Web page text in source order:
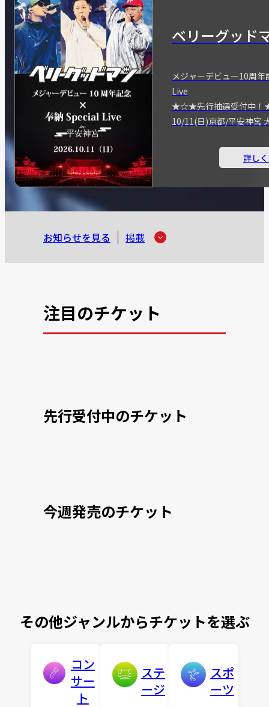
ベリーグッド
メジャーデビュー10周
Live
★☆★先行抽選受付中
10/11(日)京都/平安神宮
詳し
お知らせを見る 掲載
注目のチケット
先行受付中のチケット
今週発売のチケット
その他ジャンルからチケットを選ぶ
コン
サー
ト
ステ
ージ
スポ
ーツ